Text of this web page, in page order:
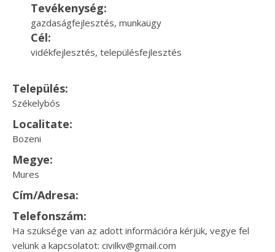
Tevékenység:
gazdaságfejlesztés, munkaügy
Cél:
vidékfejlesztés, településfejlesztés
Település:
Székelybós
Localitate:
Bozeni
Megye:
Mures
Cím/Adresa:
Telefonszám:
Ha szüksége van az adott információra kérjük, vegye fel
velünk a kapcsolatot: civilkv@gmail.com